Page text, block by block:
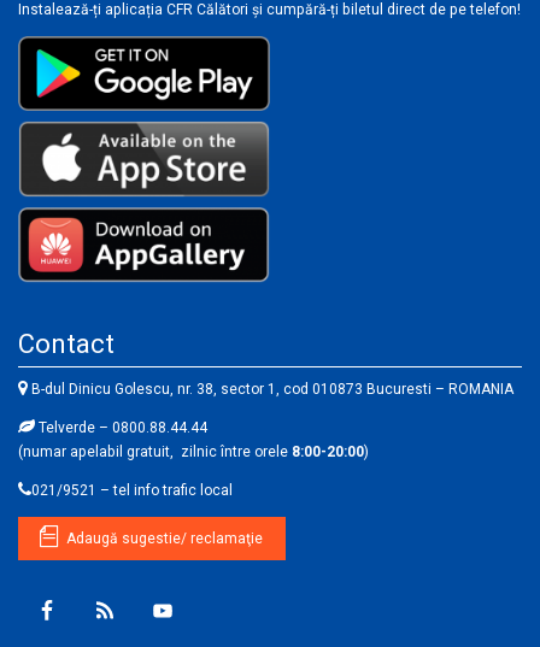
Instalează-ți aplicația CFR Călători și cumpără-ți biletul direct de pe telefon!
Contact
B-dul Dinicu Golescu, nr. 38, sector 1, cod 010873 Bucuresti – ROMANIA
Telverde – 0800.88.44.44
(numar apelabil gratuit, zilnic între orele 8:00-20:00)
021/9521 – tel info trafic local
Adaugă sugestie/ reclamaţie